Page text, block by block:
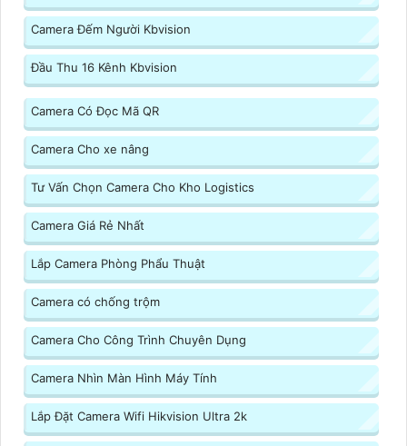
Camera Đếm Người Kbvision
Đầu Thu 16 Kênh Kbvision
Camera Có Đọc Mã QR
Camera Cho xe nâng
Tư Vấn Chọn Camera Cho Kho Logistics
Camera Giá Rẻ Nhất
Lắp Camera Phòng Phẩu Thuật
Camera có chống trộm
Camera Cho Công Trình Chuyên Dụng
Camera Nhìn Màn Hình Máy Tính
Lắp Đặt Camera Wifi Hikvision Ultra 2k